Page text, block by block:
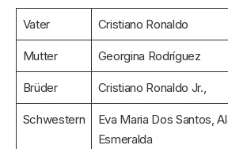
Vater Cristiano Ronaldo
Mutter Georgina Rodríguez
Brüder Cristiano Ronaldo Jr.,
Schwestern
Eva Maria Dos Santos,
Esmeralda